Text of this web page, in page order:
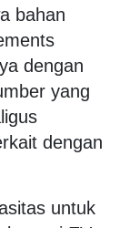
bahan
dengan
yang
dengan
untuk